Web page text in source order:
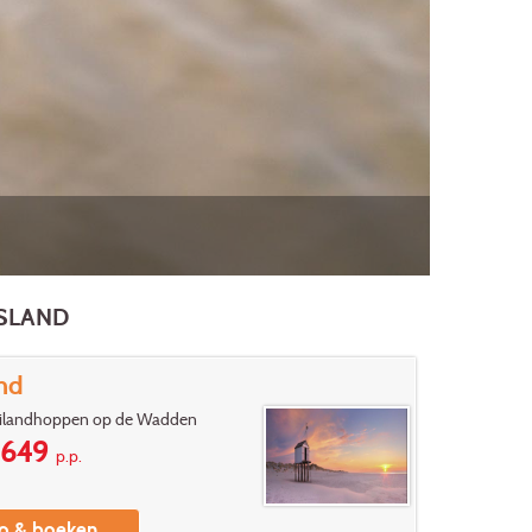
op de Wadden
p.p.